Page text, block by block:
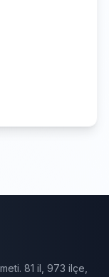
81 il, 973 ilçe,